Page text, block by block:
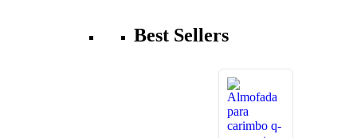
Best Sellers